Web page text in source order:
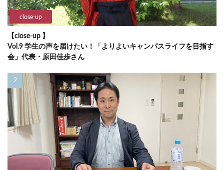
close-up
【close-up 】
Vol.9 学生の声を届けたい！「よりよいキャンパスライフを目指す
会」代表・原田佳歩さん